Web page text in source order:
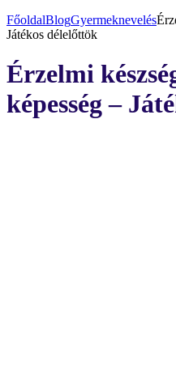
FőoldalBlogGyermeknevelés
Játékos délelőttök
Érzelmi
képesség –